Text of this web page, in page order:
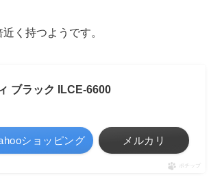
く持つようです。
ブラック ILCE-6600
ショッピング メルカリ
ポチップ